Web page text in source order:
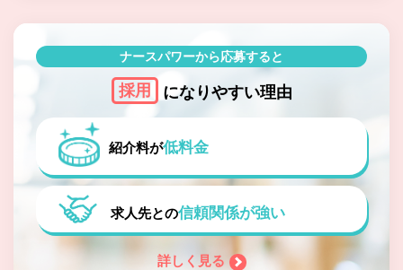
ナースパワーから応募すると
採用 になりやすい理由
紹介料が低料金
求人先との信頼関係が強い
詳しく見る